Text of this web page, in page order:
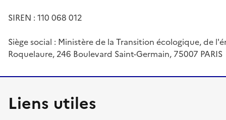
SIREN : 110 068 012
Siège social : Ministère de la Transition écologique, de
Roquelaure, 246 Boulevard Saint-Germain, 75007 PARIS
Liens utiles